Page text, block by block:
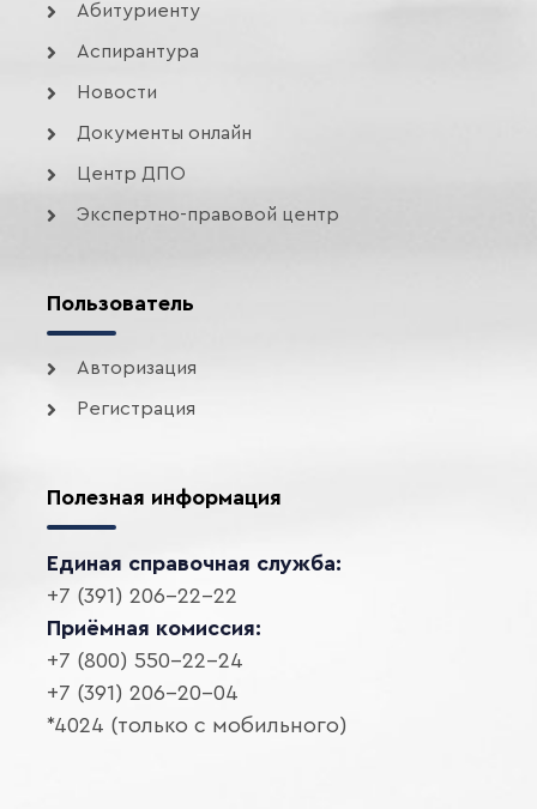
Абитуриенту
Аспирантура
Новости
Документы онлайн
Центр ДПО
Экспертно-правовой центр
Пользователь
Авторизация
Регистрация
Полезная информация
Единая справочная служба:
+7 (391) 206-22-22
Приёмная комиссия:
+7 (800) 550-22-24
+7 (391) 206-20-04
*4024 (только с мобильного)